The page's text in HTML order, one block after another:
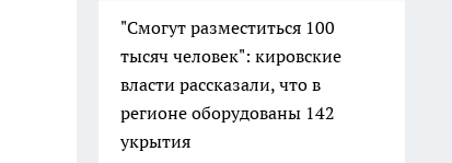
"Смогут разместиться 100
тысяч человек": кировские
власти рассказали, что в
регионе оборудованы 142
укрытия